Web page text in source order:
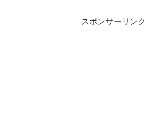
スポンサーリンク